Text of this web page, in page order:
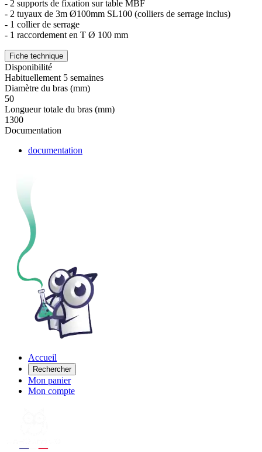
- 2 supports de fixation sur table MBF
- 2 tuyaux de 3m Ø100mm SL100 (colliers de serrage inclus)
- 1 collier de serrage
- 1 raccordement en T Ø 100 mm
Fiche technique
Disponibilité
Habituellement 5 semaines
Diamètre du bras (mm)
50
Longueur totale du bras (mm)
1300
Documentation
documentation
Accueil
Rechercher
Mon panier
Mon compte